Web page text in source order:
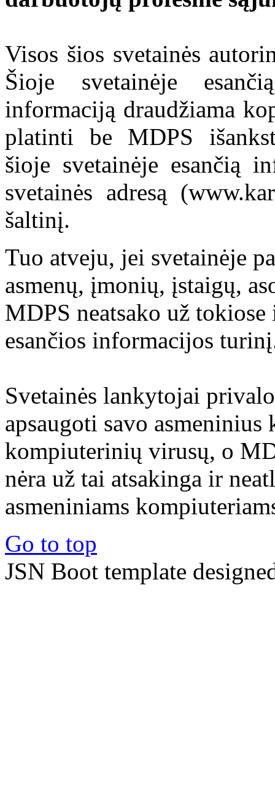
Visos šios svetainės
Šioje svetainėje
informaciją draudžiama
platinti be MDPS
šioje svetainėje esančią
svetainės adresą
šaltinį.
Tuo atveju, jei svetainėje
asmenų, įmonių, įstaigų,
MDPS neatsako už tokiose
esančios informacijos
Svetainės lankytojai
apsaugoti savo
kompiuterinių virusų, o
nėra už tai atsakinga ir
asmeniniams
Go to top
JSN Boot template